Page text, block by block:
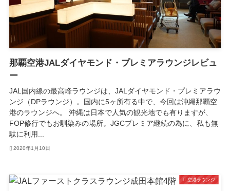
那覇空港JALダイヤモンド・プレミアラウンジレビュ
ー
JAL国内線の最高峰ラウンジは、JALダイヤモンド・プレミアラウ
ンジ（DPラウンジ）。国内に5ヶ所有る中で、今回は沖縄那覇空
港のラウンジへ。 沖縄は日本で人気の観光地でも有りますが、
FOP修行でもお馴染みの場所。JGCプレミア継続の為に、私も無
駄に利用...
2020年1月10日
空港ラウンジ